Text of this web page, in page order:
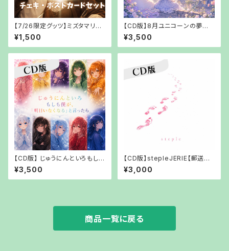
【7/26限定グッツ】ミズタマリチ
ェキ・ポストカードセット【郵送で
お渡し】
¥1,500
【CD版】8月ユニコーンの夢守り
～未完成の時計塔～【【郵送で
お渡し】
¥3,500
【CD版】 じゅうにんといろもしも
僕が、「秘密を打ち明けたら」【郵
送でお渡し】
¥3,500
【CD版】stepleJERIE【郵送で
お渡し】
¥3,000
商品一覧に戻る